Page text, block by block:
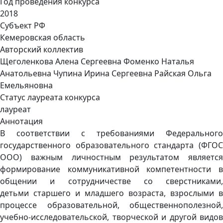
2018
Субъект РФ
Кемеровская область
Авторский коллектив
Щеголенкова Алена Сергеевна Фоменко Наталья
Анатольевна Чупина Ирина Сергеевна Райская Ольга
Емельяновна
Статус лауреата конкурса
лауреат
Аннотация
В соответствии с требованиями Федерального
государственного образовательного стандарта (ФГОС
ООО) важным личностным результатом является
формирование коммуникативной компетентности в
общении и сотрудничестве со сверстниками,
детьми старшего и младшего возраста, взрослыми в
процессе образовательной, общественнополезной,
учебно-исследовательской, творческой и другой видов